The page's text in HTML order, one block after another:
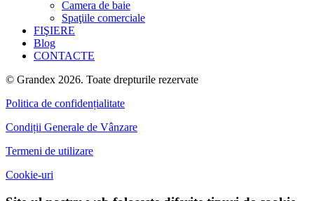
Camera de baie
Spaţiile comerciale
FIŞIERE
Blog
CONTACTE
© Grandex 2026. Toate drepturile rezervate
Politica de confidențialitate
Condiții Generale de Vânzare
Termeni de utilizare
Cookie-uri